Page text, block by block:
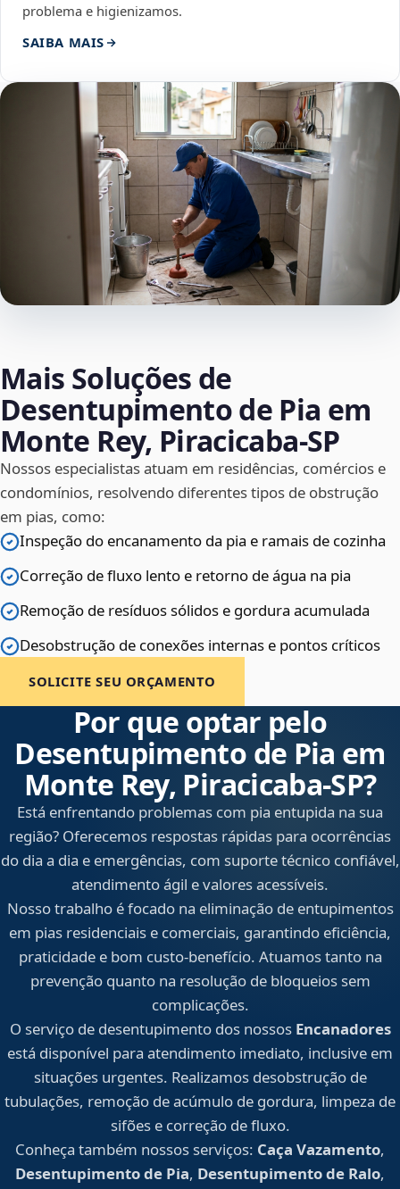
problema e higienizamos.
SAIBA MAIS
Mais Soluções de
Desentupimento de Pia em
Monte Rey, Piracicaba‑SP
Nossos especialistas atuam em residências, comércios e
condomínios, resolvendo diferentes tipos de obstrução
em pias, como:
Inspeção do encanamento da pia e ramais de cozinha
Correção de fluxo lento e retorno de água na pia
Remoção de resíduos sólidos e gordura acumulada
Desobstrução de conexões internas e pontos críticos
SOLICITE SEU ORÇAMENTO
Por que optar pelo
Desentupimento de Pia em
Monte Rey, Piracicaba‑SP?
Está enfrentando problemas com pia entupida na sua
região? Oferecemos respostas rápidas para ocorrências
do dia a dia e emergências, com suporte técnico confiável,
atendimento ágil e valores acessíveis.
Nosso trabalho é focado na eliminação de entupimentos
em pias residenciais e comerciais, garantindo eficiência,
praticidade e bom custo-benefício. Atuamos tanto na
prevenção quanto na resolução de bloqueios sem
complicações.
O serviço de desentupimento dos nossos Encanadores
está disponível para atendimento imediato, inclusive em
situações urgentes. Realizamos desobstrução de
tubulações, remoção de acúmulo de gordura, limpeza de
sifões e correção de fluxo.
Conheça também nossos serviços: Caça Vazamento,
Desentupimento de Pia, Desentupimento de Ralo,